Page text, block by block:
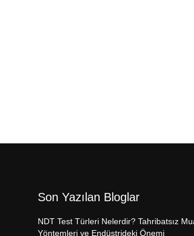
Son Yazılan Bloglar
NDT Test Türleri Nelerdir? Tahribatsız
Yöntemleri ve Endüstrideki Önemi